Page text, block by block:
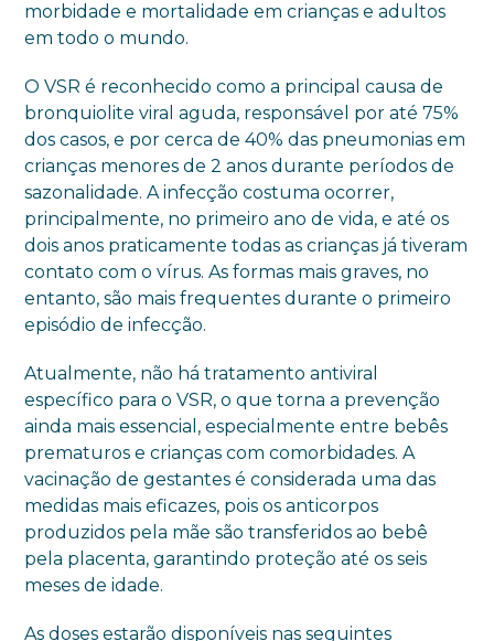
morbidade e mortalidade em crianças e adultos
em todo o mundo.
O VSR é reconhecido como a principal causa de
bronquiolite viral aguda, responsável por até 75%
dos casos, e por cerca de 40% das pneumonias em
crianças menores de 2 anos durante períodos de
sazonalidade. A infecção costuma ocorrer,
principalmente, no primeiro ano de vida, e até os
dois anos praticamente todas as crianças já tiveram
contato com o vírus. As formas mais graves, no
entanto, são mais frequentes durante o primeiro
episódio de infecção.
Atualmente, não há tratamento antiviral
específico para o VSR, o que torna a prevenção
ainda mais essencial, especialmente entre bebês
prematuros e crianças com comorbidades. A
vacinação de gestantes é considerada uma das
medidas mais eficazes, pois os anticorpos
produzidos pela mãe são transferidos ao bebê
pela placenta, garantindo proteção até os seis
meses de idade.
As doses estarão disponíveis nas seguintes